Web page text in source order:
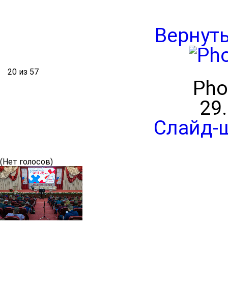
20 из 57
Слайд-
(Нет голосов)